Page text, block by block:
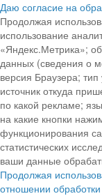
Даю согласие на
Продолжая
использование
«Яндекс.Метрика»;
данных (сведения о
версия Браузера;
источник откуда
по какой рекламе;
на какие кнопки
функционирования
статистических
ваши данные
Продолжая
отношении